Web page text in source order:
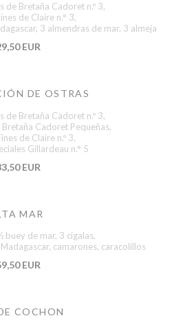
de Bretaña Cadoret n.º 3,
de Claire n.° 3,
3 almendras de mar, 3 almeja
EUR
DE OSTRAS
de Bretaña Cadoret n.º 3,
Cadoret Pequeñas,
de Claire n.º 3,
Gillardeau n.° 5
EUR
MAR
buey de mar, 3 cigalas,
camarones, caracolillos
EUR
COCHON